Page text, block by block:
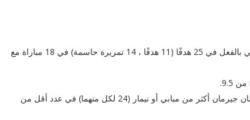
في الواقع ، في الفترة التي سبقت كأس العالم ، ساهم ميسي بالفعل في 25 هدفًا (11 هدفًا ، 14 تمريرة حاسمة) في 18 مباراة مع
بالتوجه إلى قطر ، ساهم ميسي في تحقيق أهداف باريس سان جيرمان أكثر من مبابي أو نيمار (24 لكل منهما) في عدد أقل من